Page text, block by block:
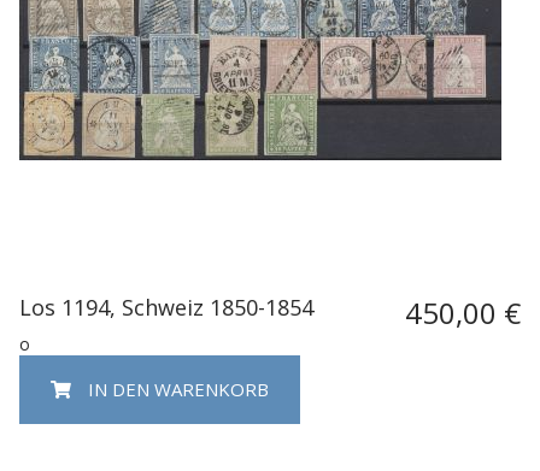
Los 1194, Schweiz 1850-1854 450,00 €
o
IN DEN WARENKORB